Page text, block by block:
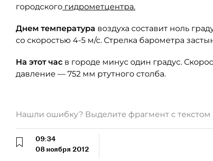
городского гидрометцентра.
Днем температура воздуха составит ноль
со скоростью 4-5 м/с. Стрелка барометра
На этот час в городе минус один градус.
давление — 752 мм ртутного столба.
Нашли ошибку? Выделите фрагмент с
09:34
08 ноября 2012